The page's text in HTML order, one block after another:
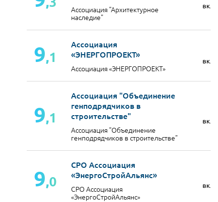
Ассоциация "Архитектурное
наследие"
9,1
Ассоциация
«ЭНЕРГОПРОЕКТ»
Ассоциация «ЭНЕРГОПРОЕКТ»
9,1
Ассоциация "Объединение
генподрядчиков в
строительстве"
Ассоциация "Объединение
генподрядчиков в строительстве"
9,0
СРО Ассоциация
«ЭнергоСтройАльянс»
СРО Ассоциация
«ЭнергоСтройАльянс»